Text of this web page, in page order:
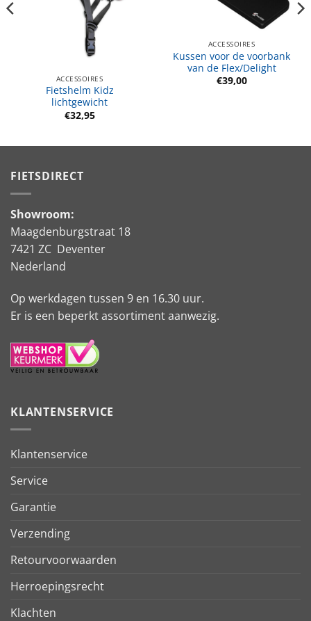
ACCESSOIRES
Fietshelm Kidz
lichtgewicht
€32,95
ACCESSOIRES
Kussen voor de voorbank
van de Flex/Delight
€39,00
FIETSDIRECT
Showroom:
Maagdenburgstraat 18
7421 ZC Deventer
Nederland
Op werkdagen tussen 9 en 16.30 uur.
Er is een beperkt assortiment aanwezig.
KLANTENSERVICE
Klantenservice
Service
Garantie
Verzending
Retourvoorwaarden
Herroepingsrecht
Klachten